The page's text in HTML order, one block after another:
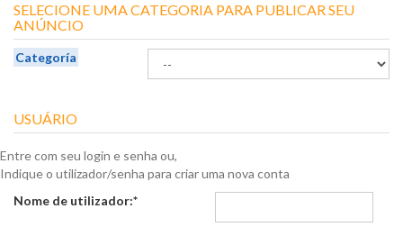
SELECIONE UMA CATEGORIA PARA PUBLICAR SEU
ANÚNCIO
Categoría
USUÁRIO
Entre com seu login e senha ou,
Indique o utilizador/senha para criar uma nova conta
Nome de utilizador:*